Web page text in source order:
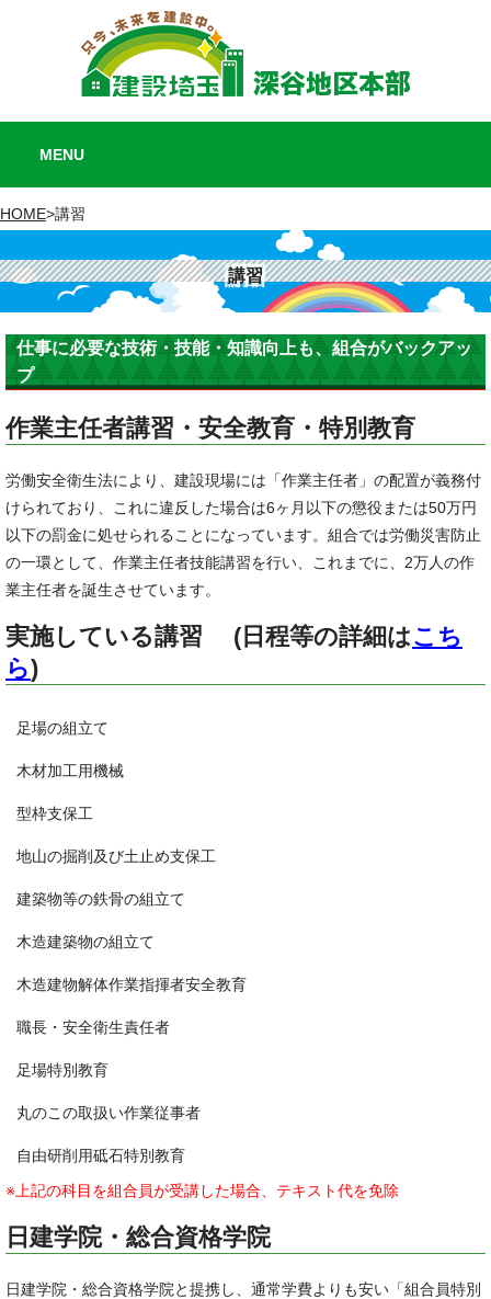
MENU
HOME>講習
講習
仕事に必要な技術・技能・知識向上も、組合がバックアッ
プ
作業主任者講習・安全教育・特別教育
労働安全衛生法により、建設現場には「作業主任者」の配置が義務付
けられており、これに違反した場合は6ヶ月以下の懲役または50万円
以下の罰金に処せられることになっています。組合では労働災害防止
の一環として、作業主任者技能講習を行い、これまでに、2万人の作
業主任者を誕生させています。
実施している講習 (日程等の詳細はこち
ら)
足場の組立て
木材加工用機械
型枠支保工
地山の掘削及び土止め支保工
建築物等の鉄骨の組立て
木造建築物の組立て
木造建物解体作業指揮者安全教育
職長・安全衛生責任者
足場特別教育
丸のこの取扱い作業従事者
自由研削用砥石特別教育
※上記の科目を組合員が受講した場合、テキスト代を免除
日建学院・総合資格学院
日建学院・総合資格学院と提携し、通常学費よりも安い「組合員特別